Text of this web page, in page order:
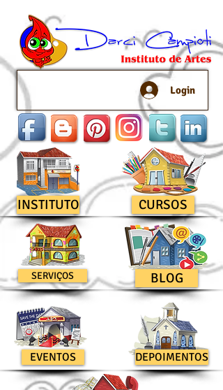
Login
INSTITUTO
SERVIÇOS
EVENTOS
CURSOS
BLOG
DEPOIMENTOS